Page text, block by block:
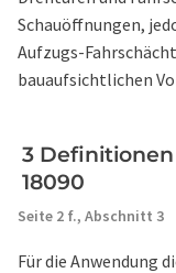
Schauöffnungen,
Aufzugs-
bauaufsichtlichen
3
18090
Seite 2 f., Abschnitt 3
Für die Anwendung